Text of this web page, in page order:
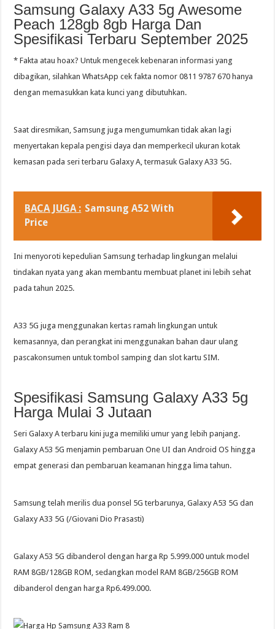
Samsung Galaxy A33 5g Awesome
Peach 128gb 8gb Harga Dan
Spesifikasi Terbaru September 2025
* Fakta atau hoax? Untuk mengecek kebenaran informasi yang
dibagikan, silahkan WhatsApp cek fakta nomor 0811 9787 670 hanya
dengan memasukkan kata kunci yang dibutuhkan.
Saat diresmikan, Samsung juga mengumumkan tidak akan lagi
menyertakan kepala pengisi daya dan memperkecil ukuran kotak
kemasan pada seri terbaru Galaxy A, termasuk Galaxy A33 5G.
BACA JUGA : Samsung A52 With
Price
Ini menyoroti kepedulian Samsung terhadap lingkungan melalui
tindakan nyata yang akan membantu membuat planet ini lebih sehat
pada tahun 2025.
A33 5G juga menggunakan kertas ramah lingkungan untuk
kemasannya, dan perangkat ini menggunakan bahan daur ulang
pascakonsumen untuk tombol samping dan slot kartu SIM.
Spesifikasi Samsung Galaxy A33 5g
Harga Mulai 3 Jutaan
Seri Galaxy A terbaru kini juga memiliki umur yang lebih panjang.
Galaxy A53 5G menjamin pembaruan One UI dan Android OS hingga
empat generasi dan pembaruan keamanan hingga lima tahun.
Samsung telah merilis dua ponsel 5G terbarunya, Galaxy A53 5G dan
Galaxy A33 5G (/Giovani Dio Prasasti)
Galaxy A53 5G dibanderol dengan harga Rp 5.999.000 untuk model
RAM 8GB/128GB ROM, sedangkan model RAM 8GB/256GB ROM
dibanderol dengan harga Rp6.499.000.